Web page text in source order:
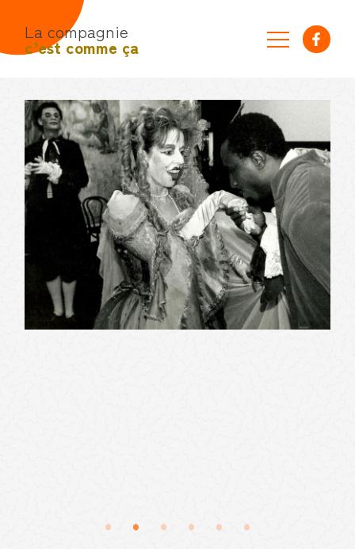
La compagnie
c’est comme ça